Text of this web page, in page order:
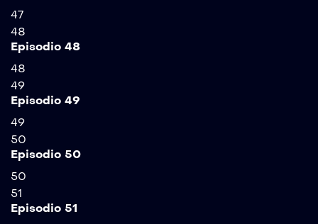
47
48
Episodio 48
48
49
Episodio 49
49
50
Episodio 50
50
51
Episodio 51